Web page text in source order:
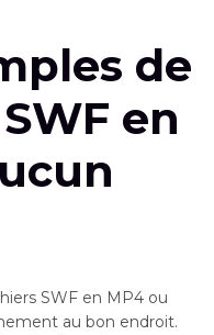
de
en
SWF en MP4 ou
au bon endroit.